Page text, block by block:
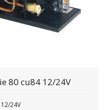
80 cu84 12/24V
24V